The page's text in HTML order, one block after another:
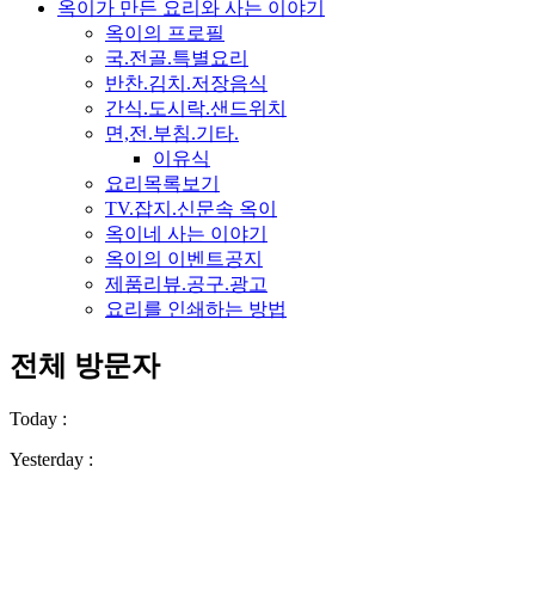
옥이가 만든 요리와 사는 이야기
옥이의 프로필
국.전골.특별요리
반찬.김치.저장음식
간식.도시락.샌드위치
면,전.부침.기타.
이유식
요리목록보기
TV.잡지.신문속 옥이
옥이네 사는 이야기
옥이의 이벤트공지
제품리뷰.공구.광고
요리를 인쇄하는 방법
전체 방문자
Today :
Yesterday :